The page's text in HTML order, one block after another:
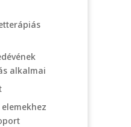
alkalmai